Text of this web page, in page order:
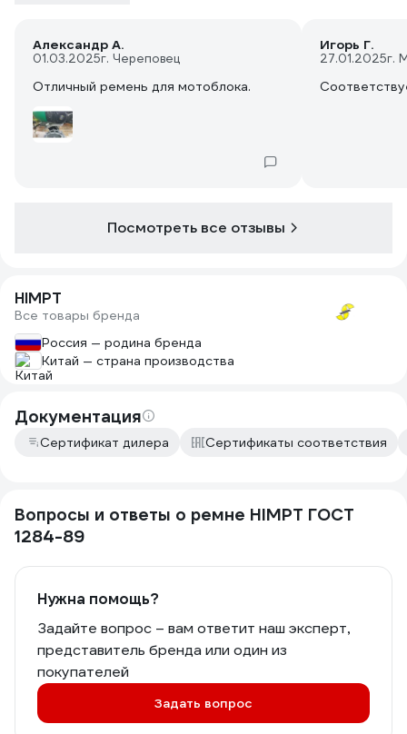
Александр А.
01.03.2025г. Череповец
Отличный ремень для мотоблока.
Игорь Г.
27.01.2025г.
Посмотреть все отзывы
HIMPT
Все товары бренда
Россия — родина бренда
Китай — страна производства
Документация
Сертификат дилера Сертификаты соответствия
Вопросы и ответы о ремне HIMPT ГОСТ
1284-89
Нужна помощь?
Задайте вопрос – вам ответит наш эксперт,
представитель бренда или один из
покупателей
Задать вопрос